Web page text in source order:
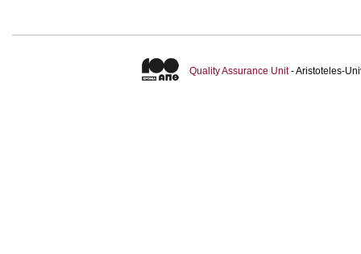
Quality Assurance Unit- Aristoteles-